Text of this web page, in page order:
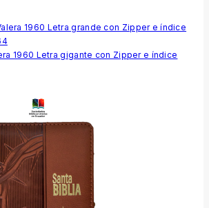
1960 Letra gigante con Zipper e índice